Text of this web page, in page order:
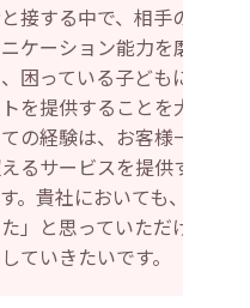
接する中で、相手の気
ケーション能力を磨い
困っている子どもにい
を提供することを大切
の経験は、お客様一人
るサービスを提供する
。貴社においても、お
」と思っていただける
ていきたいです。